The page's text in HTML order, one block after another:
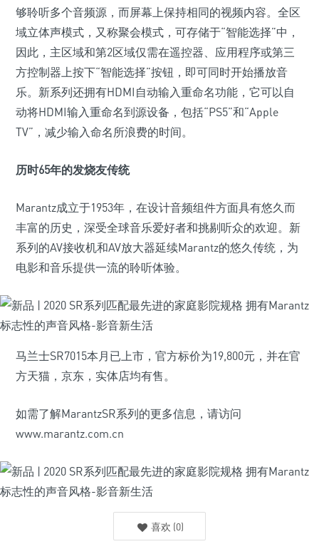
够聆听多个音频源，而屏幕上保持相同的视频内容。全区
域立体声模式，又称聚会模式，可存储于“智能选择”中，
因此，主区域和第2区域仅需在遥控器、应用程序或第三
方控制器上按下“智能选择”按钮，即可同时开始播放音
乐。新系列还拥有HDMI自动输入重命名功能，它可以自
动将HDMI输入重命名到源设备，包括“PS5”和“Apple
TV”，减少输入命名所浪费的时间。
历时65年的发烧友传统
Marantz成立于1953年，在设计音频组件方面具有悠久而
丰富的历史，深受全球音乐爱好者和挑剔听众的欢迎。新
系列的AV接收机和AV放大器延续Marantz的悠久传统，为
电影和音乐提供一流的聆听体验。
马兰士SR7015本月已上市，官方标价为19,800元，并在官
方天猫，京东，实体店均有售。
如需了解MarantzSR系列的更多信息，请访问
www.marantz.com.cn
喜欢 (0)